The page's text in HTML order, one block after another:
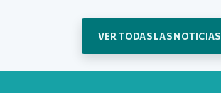
VER TODAS LAS NOTICIAS